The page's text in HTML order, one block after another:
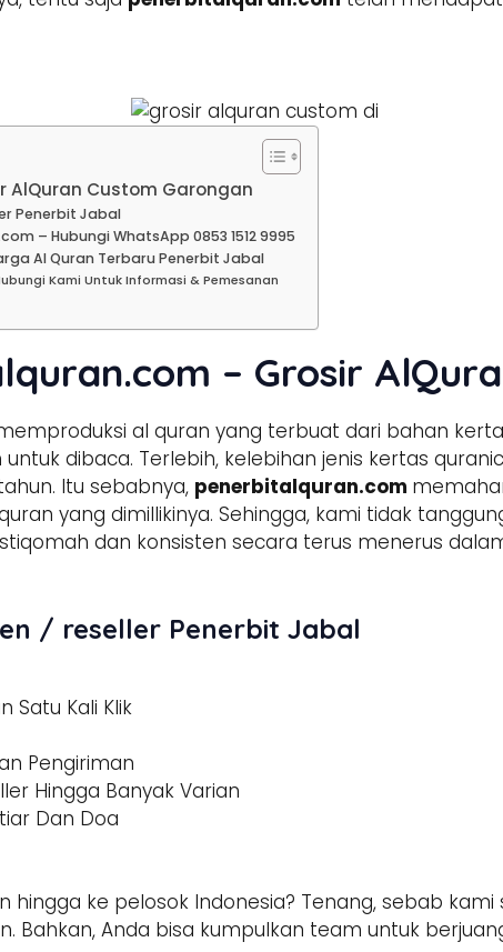
AlQuran Custom Garongan
Penerbit Jabal
– Hubungi WhatsApp 0853 1512 9995
Al Quran Terbaru Penerbit Jabal
Kami Untuk Informasi & Pemesanan
– Grosir
al quran yang terbuat dari bahan
dibaca. Terlebih, kelebihan jenis kertas
Itu sebabnya, penerbitalquran.com
yang dimillikinya. Sehingga, kami tidak
dan konsisten secara terus menerus
/ reseller Penerbit Jabal
Satu Kali Klik
Pengiriman
Hingga Banyak Varian
Dan Doa
hingga ke pelosok Indonesia? Tenang, sebab
Bahkan, Anda bisa kumpulkan team untuk